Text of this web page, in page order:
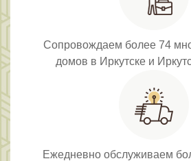
Сопровождаем более 74
домов в Иркутске и
Ежедневно обслуживаем